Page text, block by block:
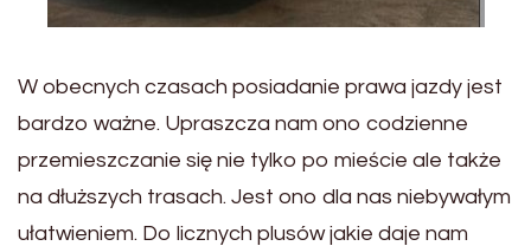
W obecnych czasach posiadanie prawa jazdy jest
bardzo ważne. Upraszcza nam ono codzienne
przemieszczanie się nie tylko po mieście ale także
na dłuższych trasach. Jest ono dla nas niebywałym
ułatwieniem. Do licznych plusów jakie daje nam